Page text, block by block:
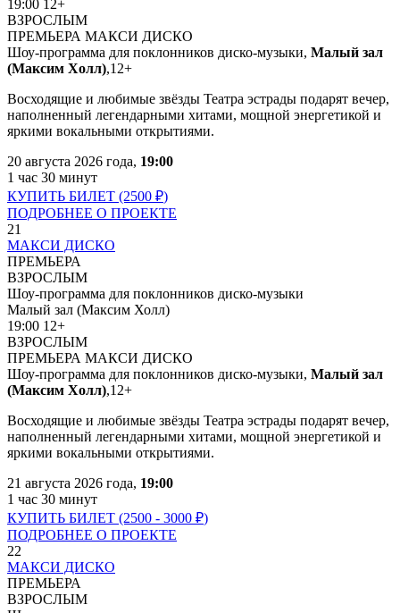
19:00 12+
ВЗРОСЛЫМ
ПРЕМЬЕРА МАКСИ ДИСКО
Шоу-программа для поклонников диско-музыки, Малый зал
(Максим Холл),12+
Восходящие и любимые звёзды Театра эстрады подарят вечер,
наполненный легендарными хитами, мощной энергетикой и
яркими вокальными открытиями.
20 августа 2026 года, 19:00
1 час 30 минут
КУПИТЬ БИЛЕТ (2500 ₽)
ПОДРОБНЕЕ О ПРОЕКТЕ
21
МАКСИ ДИСКО
ПРЕМЬЕРА
ВЗРОСЛЫМ
Шоу-программа для поклонников диско-музыки
Малый зал (Максим Холл)
19:00 12+
ВЗРОСЛЫМ
ПРЕМЬЕРА МАКСИ ДИСКО
Шоу-программа для поклонников диско-музыки, Малый зал
(Максим Холл),12+
Восходящие и любимые звёзды Театра эстрады подарят вечер,
наполненный легендарными хитами, мощной энергетикой и
яркими вокальными открытиями.
21 августа 2026 года, 19:00
1 час 30 минут
КУПИТЬ БИЛЕТ (2500 - 3000 ₽)
ПОДРОБНЕЕ О ПРОЕКТЕ
22
МАКСИ ДИСКО
ПРЕМЬЕРА
ВЗРОСЛЫМ